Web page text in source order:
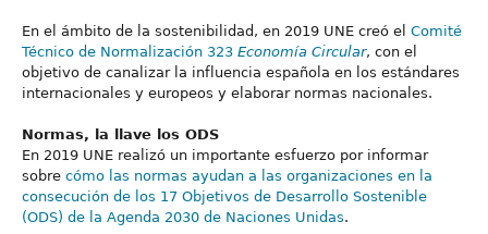
En el ámbito de la sostenibilidad, en 2019 UNE creó el Comité
Técnico de Normalización 323 Economía Circular, con el
objetivo de canalizar la influencia española en los estándares
internacionales y europeos y elaborar normas nacionales.
Normas, la llave los ODS
En 2019 UNE realizó un importante esfuerzo por informar
sobre cómo las normas ayudan a las organizaciones en la
consecución de los 17 Objetivos de Desarrollo Sostenible
(ODS) de la Agenda 2030 de Naciones Unidas.